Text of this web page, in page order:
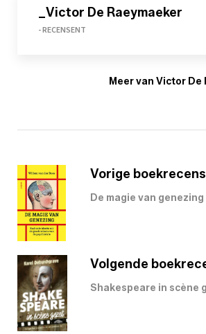
_Victor De Raeymaeker
- RECENSENT
Meer van Victor De
Vorige
De magie van genezing
Volgende
Shakespeare in scène